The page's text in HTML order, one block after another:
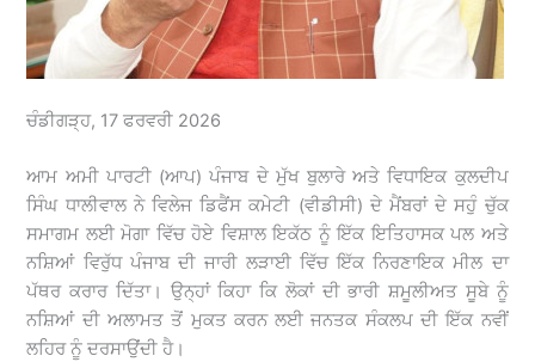
ਚੰਡੀਗੜ੍ਹ, 17 ਫਰਵਰੀ 2026
ਆਮ ਅਮੀ ਪਾਰਟੀ (ਆਪ) ਪੰਜਾਬ ਦੇ ਮੁੱਖ ਬੁਲਾਰੇ ਅਤੇ ਵਿਧਾਇਕ ਕੁਲਦੀਪ
ਸਿੰਘ ਧਾਲੀਵਾਲ ਨੇ ਵਿਲੇਜ ਡਿਫੈਂਸ ਕਮੇਟੀ (ਵੀਡੀਸੀ) ਦੇ ਮੈਂਬਰਾਂ ਦੇ ਸਹੁੰ ਚੁੱਕ
ਸਮਾਗਮ ਲਈ ਮੋਗਾ ਵਿੱਚ ਹੋਏ ਵਿਸ਼ਾਲ ਇਕੱਠ ਨੂੰ ਇੱਕ ਇਤਿਹਾਸਕ ਪਲ ਅਤੇ
ਨਸ਼ਿਆਂ ਵਿਰੁੱਧ ਪੰਜਾਬ ਦੀ ਜਾਰੀ ਲੜਾਈ ਵਿੱਚ ਇੱਕ ਨਿਰਣਾਇਕ ਮੀਲ ਦਾ
ਪੱਥਰ ਕਰਾਰ ਦਿੱਤਾ। ਉਨ੍ਹਾਂ ਕਿਹਾ ਕਿ ਲੋਕਾਂ ਦੀ ਭਾਰੀ ਸ਼ਮੂਲੀਅਤ ਸੂਬੇ ਨੂੰ
ਨਸ਼ਿਆਂ ਦੀ ਅਲਾਮਤ ਤੋਂ ਮੁਕਤ ਕਰਨ ਲਈ ਜਨਤਕ ਸੰਕਲਪ ਦੀ ਇੱਕ ਨਵੀਂ
ਲਹਿਰ ਨੂੰ ਦਰਸਾਉਂਦੀ ਹੈ।